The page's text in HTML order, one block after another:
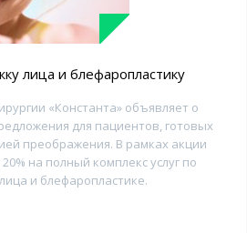
лица и блефаропластику
«Константа» объявляет о
для пациентов, готовых
преображения. В рамках акции
на полный комплекс услуг по
и блефаропластике.